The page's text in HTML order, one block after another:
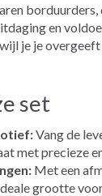
borduurders,
en
je je
set
Vang de
met precieze
Met een
grootte